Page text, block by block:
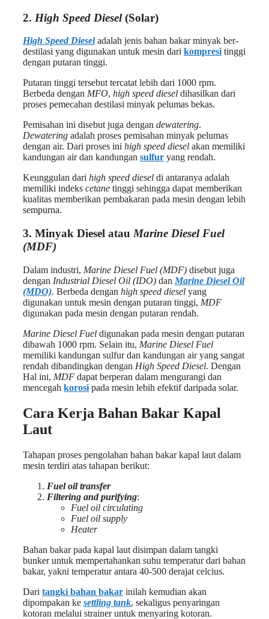
2. High Speed Diesel(Solar)
High Speed Dieseladalah jenis bahan bakar minyak ber-
destilasi yang digunakan untuk mesin dari kompresi tinggi
dengan putaran tinggi.
Putaran tinggi tersebut tercatat lebih dari 1000 rpm.
Berbeda dengan MFO, high speed diesel dihasilkan dari
proses pemecahan destilasi minyak pelumas bekas.
Pemisahan ini disebut juga dengan dewatering.
Dewatering adalah proses pemisahan minyak pelumas
dengan air. Dari proses ini high speed diesel akan memiliki
kandungan air dan kandungan sulfur yang rendah.
Keunggulan dari high speed diesel di antaranya adalah
memiliki indeks cetane tinggi sehingga dapat memberikan
kualitas memberikan pembakaran pada mesin dengan lebih
sempurna.
3. Minyak Diesel atau Marine Diesel Fuel
(MDF)
Dalam industri, Marine Diesel Fuel (MDF) disebut juga
dengan Industrial Diesel Oil (IDO) dan Marine Diesel Oil
(MDO). Berbeda dengan high speed diesel yang
digunakan untuk mesin dengan putaran tinggi, MDF
digunakan pada mesin dengan putaran rendah.
Marine Diesel Fuel digunakan pada mesin dengan putaran
dibawah 1000 rpm. Selain itu, Marine Diesel Fuel
memiliki kandungan sulfur dan kandungan air yang sangat
rendah dibandingkan dengan High Speed Diesel. Dengan
Hal ini, MDF dapat berperan dalam mengurangi dan
mencegah korosi pada mesin lebih efektif daripada solar.
Cara Kerja Bahan Bakar Kapal
Laut
Tahapan proses pengolahan bahan bakar kapal laut dalam
mesin terdiri atas tahapan berikut:
Fuel oil transfer
Filtering and purifying:
Fuel oil circulating
Fuel oil supply
Heater
Bahan bakar pada kapal laut disimpan dalam tangki
bunker untuk mempertahankan suhu temperatur dari bahan
bakar, yakni temperatur antara 40-500 derajat celcius.
Dari tangki bahan bakar inilah kemudian akan
dipompakan ke settling tank, sekaligus penyaringan
kotoran melalui strainer untuk menyaring kotoran.